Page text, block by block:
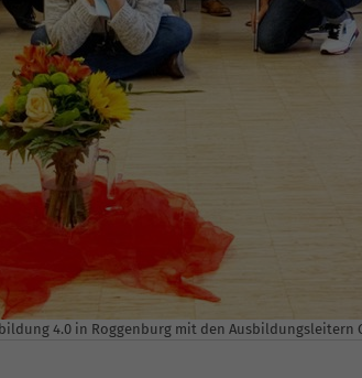
4.0 in Roggenburg mit den Ausbildungsleitern